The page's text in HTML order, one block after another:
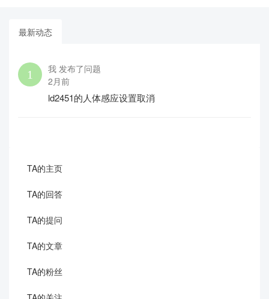
最新动态
我 发布了问题
2月前
ld2451的人体感应设置取消
TA的主页
TA的回答
TA的提问
TA的文章
TA的粉丝